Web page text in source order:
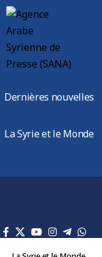
Dernières nouvelles
La Syrie et le Monde